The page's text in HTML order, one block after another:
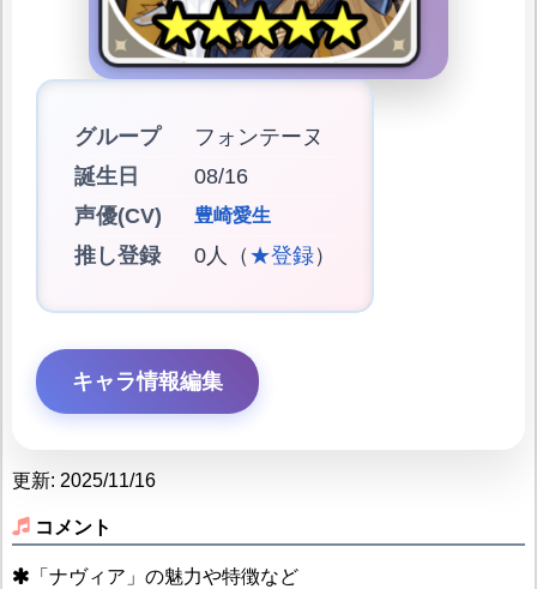
グループ
フォンテーヌ
誕生日
08/16
声優(CV)
豊崎愛生
推し登録 0人（ ★登録）
キャラ情報編集
更新: 2025/11/16
コメント
「ナヴィア」の魅力や特徴など